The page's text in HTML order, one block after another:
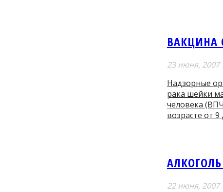
ВАКЦИНА
23 июня, 2007
Надзорные
рака шейки
человека
возрасте от 9
22 июня, 2007